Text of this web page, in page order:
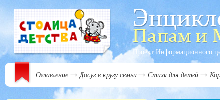
Проект Информационного
Оглавление Досуг в кругу семьи Стихи для детей